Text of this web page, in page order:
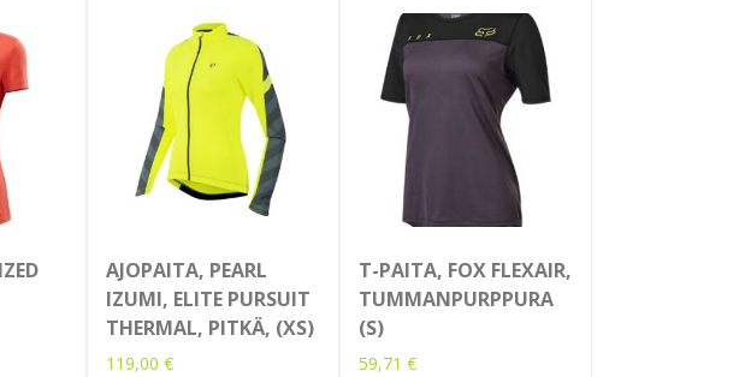
AJOPAITA, PEARL
IZUMI, ELITE PURSUIT
THERMAL, PITKÄ, (XS)
119,00 €
T-PAITA, FOX FLEXAIR,
TUMMANPURPPURA
(S)
59,71 €